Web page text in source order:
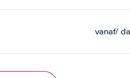
vanaf/